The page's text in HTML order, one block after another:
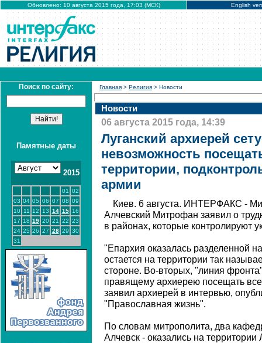
Обновлено: 10 августа 2015 года, 17:03 (МСК) English
Поиск по сайту:
Памятные даты
2015
01
02
03 04 05 06 07 08 09
10
11 12 13 14 15 16
17 18 19 20 21 22 23
24 25 26 27 28 29 30
31
Главная > Религия > Новости
Новости
06 августа 2015 года, 14:39
Луганский архиерей
невозможность
территории,
армии
Киев. 6 августа. ИНТЕРФАКС -
Алчевский Митрофан заявил о
в районах, которые контролируют
"Епархия оказалась разделенной
остается на территории так
стороне. Во-вторых, "линия
правящему архиерею посещать
заявил архиерей в интервью,
"Православная жизнь".
По словам митрополита, два
Алчевск - оказались на